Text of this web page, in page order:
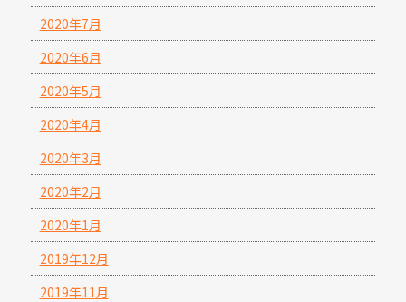
2020年7月
2020年6月
2020年5月
2020年4月
2020年3月
2020年2月
2020年1月
2019年12月
2019年11月